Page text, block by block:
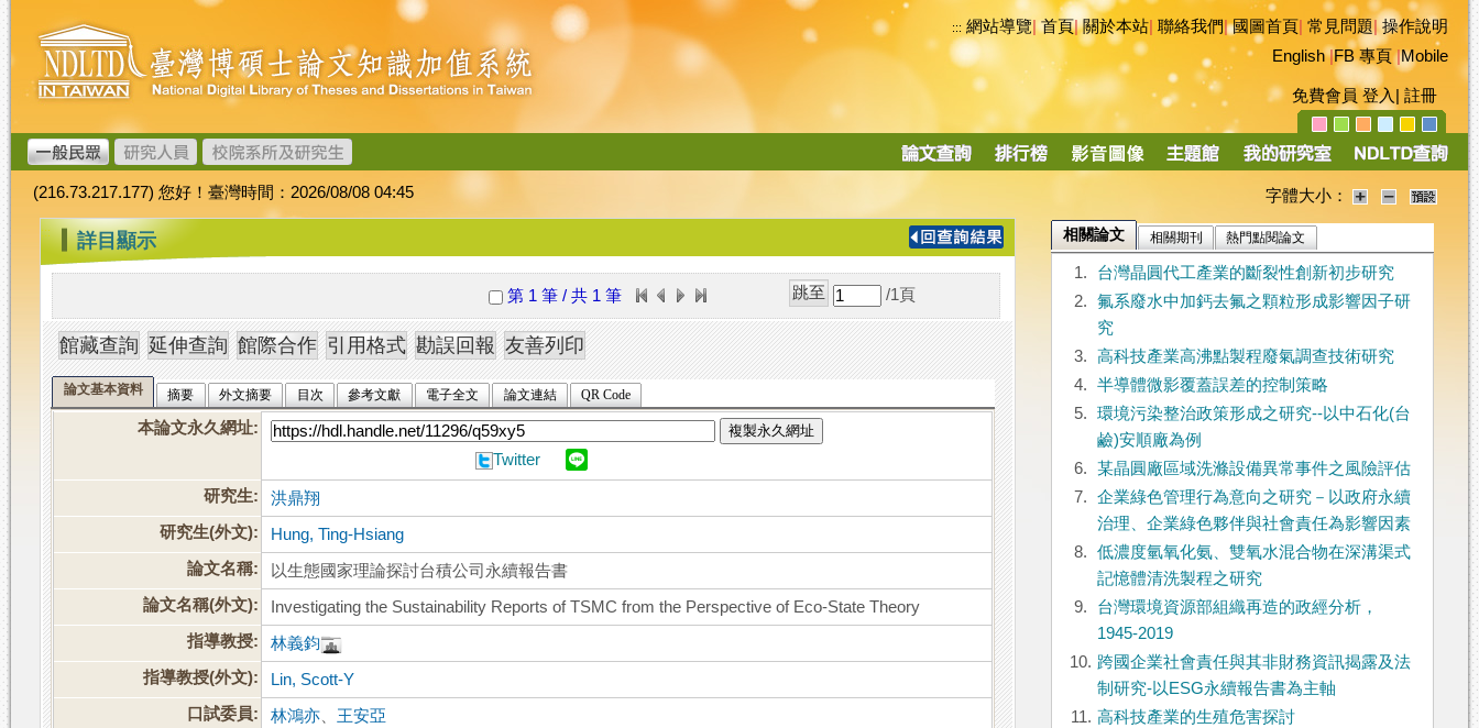
跳
到
主
要
內
容
臺
灣
博
碩
士
論
文
加
值
系
統
::: 網站導覽|首頁|關於本站 聯絡我們|國圖首頁 常見問題|操作說明
English|FB 專頁|Mobile
免費會員 登入 註冊
導
(216.73.217.177) 您好！臺灣時間：2026/08/08 04:45 字體大小：
::: 詳目顯示
第 1 筆 / 共 1 筆 /1 頁
論文基本資料 摘要 外文摘要 目次 參考文獻 電子全文 論文連結 QR Code
本論文永久網址: 複製永久網址
Twitter
研究生:
洪鼎翔
研究生(外文):
Hung, Ting-Hsiang
論文名稱:
以生態國家理論探討台積公司永續報告書
論文名稱(外文):
Investigating the Sustainability Reports of TSMC from the Perspective of Eco-State Theory
指導教授:
林義鈞
指導教授(外文):
Lin, Scott-Y
口試委員:
林鴻亦
王安亞
相關論文 相關期刊 熱門點閱論文
1.
台灣晶圓代工產業的斷裂性創新初步研究
2.
氟系廢水中加鈣去氟之顆粒形成影響因子研
究
3.
高科技產業高沸點製程廢氣調查技術研究
4.
半導體微影覆蓋誤差的控制策略
5.
環境污染整治政策形成之研究--以中石化(台
鹼)安順廠為例
6.
某晶圓廠區域洗滌設備異常事件之風險評估
7.
企業綠色管理行為意向之研究－以政府永續
治理、企業綠色夥伴與社會責任為影響因素
8.
低濃度氫氧化氨、雙氧水混合物在深溝渠式
記憶體清洗製程之研究
9.
台灣環境資源部組織再造的政經分析，
1945-2019
10. 跨國企業社會責任與其非財務資訊揭露及法
制研究-以ESG永續報告書為主軸
11. 高科技產業的生殖危害探討